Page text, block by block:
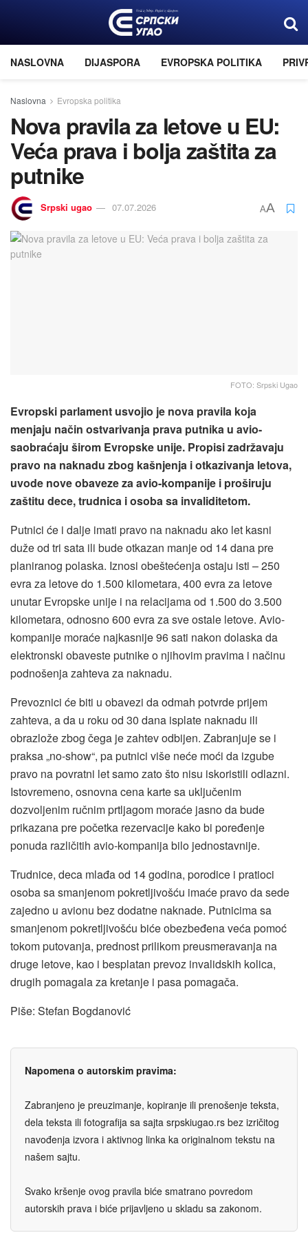
NASLOVNA DIJASPORA EVROPSKA POLITIKA
Naslovna Evropska politika
Nova pravila za letove u EU:
Veća prava i bolja zaštita za
putnike
Srpski ugao 07.07.2026 AA
FOTO: Srpski Ugao
Evropski parlament usvojio je nova pravila koja
menjaju način ostvarivanja prava putnika u avio-
saobraćaju širom Evropske unije. Propisi zadržavaju
pravo na naknadu zbog kašnjenja i otkazivanja letova,
uvode nove obaveze za avio-kompanije i proširuju
zaštitu dece, trudnica i osoba sa invaliditetom.
Putnici će i dalje imati pravo na naknadu ako let kasni
duže od tri sata ili bude otkazan manje od 14 dana pre
planiranog polaska. Iznosi obeštećenja ostaju isti – 250
evra za letove do 1.500 kilometara, 400 evra za letove
unutar Evropske unije i na relacijama od 1.500 do 3.500
kilometara, odnosno 600 evra za sve ostale letove. Avio-
kompanije moraće najkasnije 96 sati nakon dolaska da
elektronski obaveste putnike o njihovim pravima i načinu
podnošenja zahteva za naknadu.
Prevoznici će biti u obavezi da odmah potvrde prijem
zahteva, a da u roku od 30 dana isplate naknadu ili
obrazlože zbog čega je zahtev odbijen. Zabranjuje se i
praksa „no-show“, pa putnici više neće moći da izgube
pravo na povratni let samo zato što nisu iskoristili odlazni.
Istovremeno, osnovna cena karte sa uključenim
dozvoljenim ručnim prtljagom moraće jasno da bude
prikazana pre početka rezervacije kako bi poređenje
ponuda različitih avio-kompanija bilo jednostavnije.
Trudnice, deca mlađa od 14 godina, porodice i pratioci
osoba sa smanjenom pokretljivošću imaće pravo da sede
zajedno u avionu bez dodatne naknade. Putnicima sa
smanjenom pokretljivošću biće obezbeđena veća pomoć
tokom putovanja, prednost prilikom preusmeravanja na
druge letove, kao i besplatan prevoz invalidskih kolica,
drugih pomagala za kretanje i pasa pomagača.
Piše: Stefan Bogdanović
Napomena o autorskim pravima:
Zabranjeno je preuzimanje, kopiranje ili prenošenje teksta,
dela teksta ili fotografija sa sajta srpskiugao.rs bez izričitog
navođenja izvora i aktivnog linka ka originalnom tekstu na
našem sajtu.
Svako kršenje ovog pravila biće smatrano povredom
autorskih prava i biće prijavljeno u skladu sa zakonom.